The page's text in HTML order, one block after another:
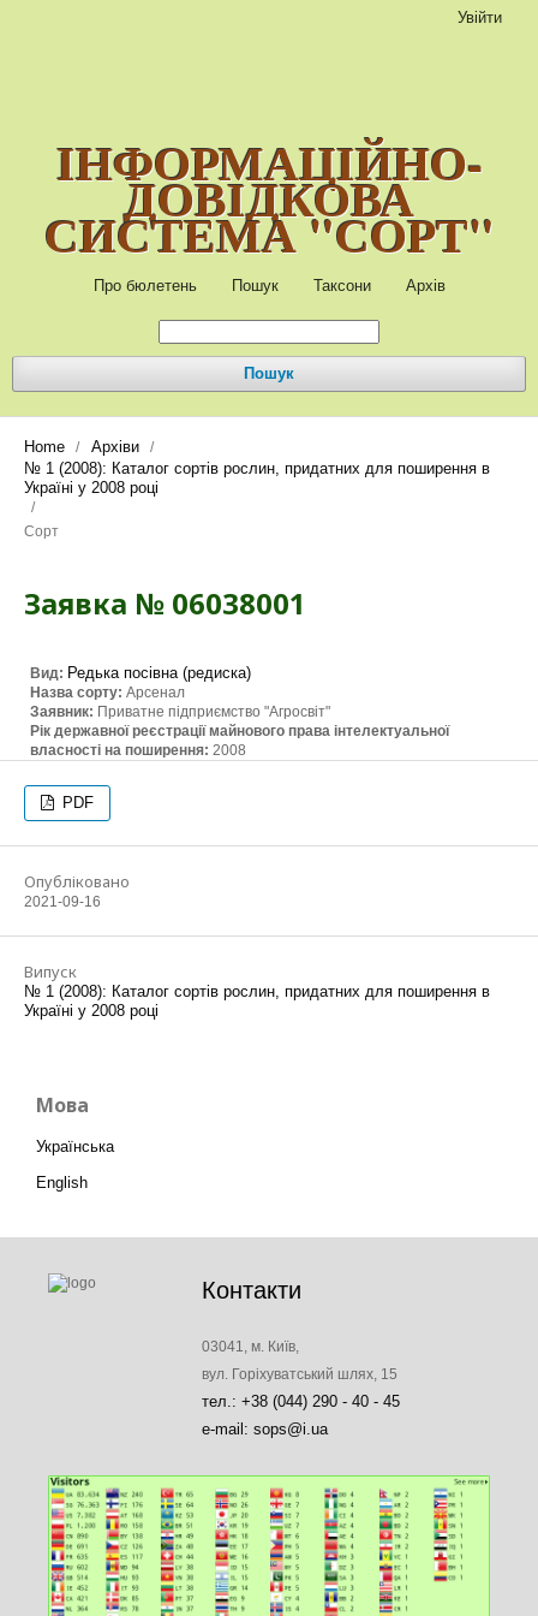
ІНФОРМАЦІЙНО-
ДОВІДКОВА
СИСТЕМА "СОРТ"
Про бюлетень Пошук Таксони Архів
Пошук
Увійти
Home / Архіви /
№ 1 (2008): Каталог сортів рослин, придатних для поширення в
Україні у 2008 році
/
Сорт
Заявка № 06038001
Вид: Редька посівна (редиска)
Назва сорту: Арсенал
Заявник: Приватне підприємство "Агросвіт"
Рік державної реєстрації майнового права інтелектуальної
власності на поширення: 2008
PDF
Опубліковано
2021-09-16
Випуск
№ 1 (2008): Каталог сортів рослин, придатних для поширення в
Україні у 2008 році
Мова
Українська
English
Контакти
03041, м. Київ,
вул. Горіхуватський шлях, 15
тел.: +38 (044) 290 - 40 - 45
e-mail: sops@i.ua